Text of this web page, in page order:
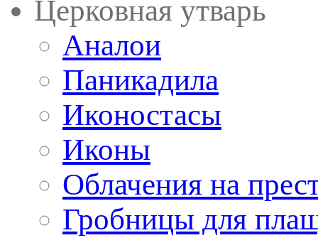
Церковная утварь
Аналои
Паникадила
Иконостасы
Иконы
Облачения на
Гробницы для